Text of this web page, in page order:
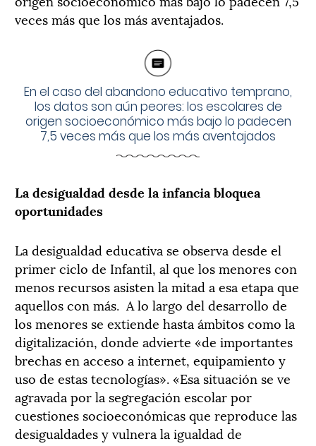
veces más que los más aventajados.
En el caso del abandono educativo temprano,
los datos son aún peores: los escolares de
origen socioeconómico más bajo lo padecen
7,5 veces más que los más aventajados
La desigualdad desde la infancia bloquea
oportunidades
La desigualdad educativa se observa desde el
primer ciclo de Infantil, al que los menores con
menos recursos asisten la mitad a esa etapa que
aquellos con más. A lo largo del desarrollo de
los menores se extiende hasta ámbitos como la
digitalización, donde advierte «de importantes
brechas en acceso a internet, equipamiento y
uso de estas tecnologías». «Esa situación se ve
agravada por la segregación escolar por
cuestiones socioeconómicas que reproduce las
desigualdades y vulnera la igualdad de